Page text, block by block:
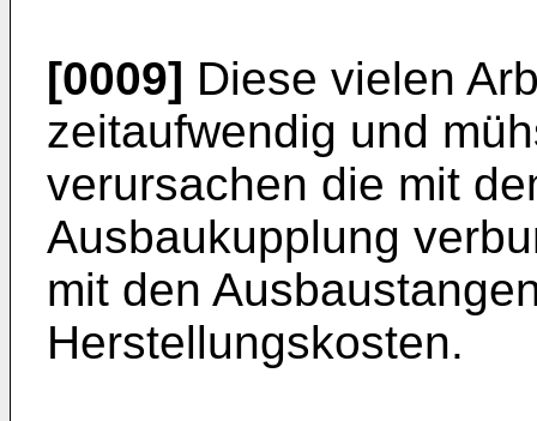
[0009] Diese vielen
zeitaufwendig und
verursachen die mit
Ausbaukupplung
mit den
Herstellungskosten.